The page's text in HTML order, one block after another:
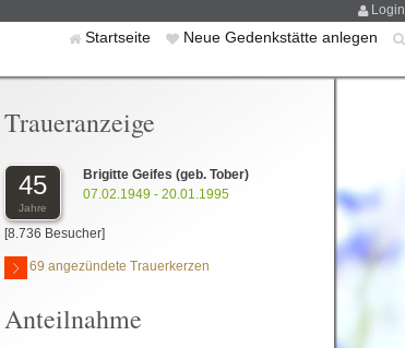
Login
Startseite Neue Gedenkstätte anlegen
Traueranzeige
45
Jahre
Brigitte Geifes (geb. Tober)
07.02.1949 - 20.01.1995
[8.736 Besucher]
69 angezündete Trauerkerzen
Anteilnahme